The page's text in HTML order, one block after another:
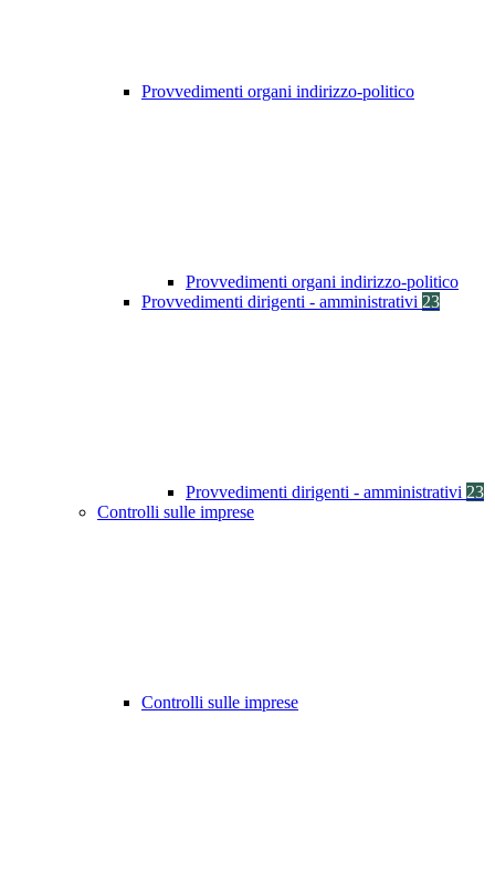
Provvedimenti organi indirizzo-politico
Provvedimenti organi indirizzo-politico
Provvedimenti dirigenti - amministrativi 23
Provvedimenti dirigenti - amministrativi 23
Controlli sulle imprese
Controlli sulle imprese